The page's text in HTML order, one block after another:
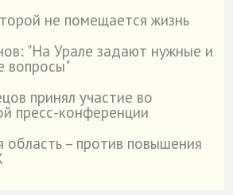
не помещается жизнь
"На Урале задают нужные и
вопросы"
принял участие во
пресс-конференции
область – против повышения